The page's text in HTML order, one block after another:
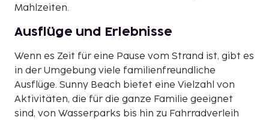
Mahlzeiten.
Ausflüge und Erlebnisse
Wenn es Zeit für eine Pause vom Strand ist, gibt es
in der Umgebung viele familienfreundliche
Ausflüge. Sunny Beach bietet eine Vielzahl von
Aktivitäten, die für die ganze Familie geeignet
sind, von Wasserparks bis hin zu Fahrradverleih